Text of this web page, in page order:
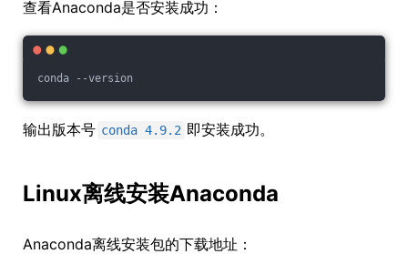
查看Anaconda是否安装成功：
conda --version
输出版本号 conda 4.9.2 即安装成功。
Linux离线安装Anaconda
Anaconda离线安装包的下载地址：